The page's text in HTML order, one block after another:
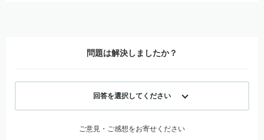
問題は解決しましたか？
回答を選択してください
ご意見・ご感想をお寄せください